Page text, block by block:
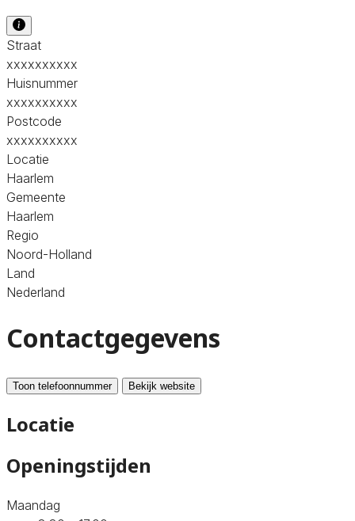
Straat
xxxxxxxxxx
Huisnummer
xxxxxxxxxx
Postcode
xxxxxxxxxx
Locatie
Haarlem
Gemeente
Haarlem
Regio
Noord-Holland
Land
Nederland
Contactgegevens
Toon telefoonnummer Bekijk website
Locatie
Openingstijden
Maandag